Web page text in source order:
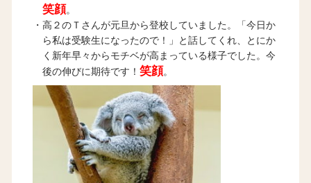
笑顔。
・高２のＴさんが元旦から登校していました。「今日か
ら私は受験生になったので！」と話してくれ、とにか
く新年早々からモチベが高まっている様子でした。今
後の伸びに期待です！ 笑顔。